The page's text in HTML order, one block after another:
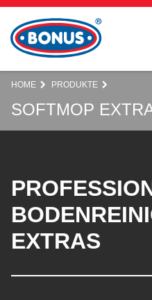
HOME PRODUKTE
SOFTMOP
EXTRAS